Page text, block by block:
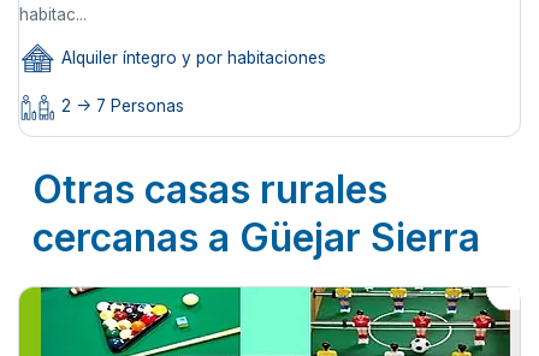
habitac...
Alquiler íntegro y por habitaciones
2 -> 7 Personas
Otras casas rurales
cercanas a Güejar Sierra